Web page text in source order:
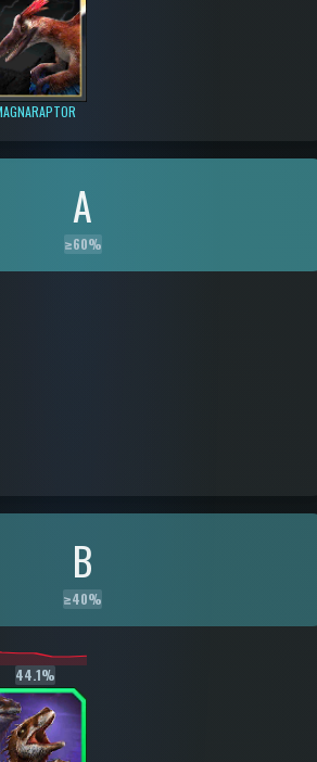
A
≥60%
B
≥40%
44.1%